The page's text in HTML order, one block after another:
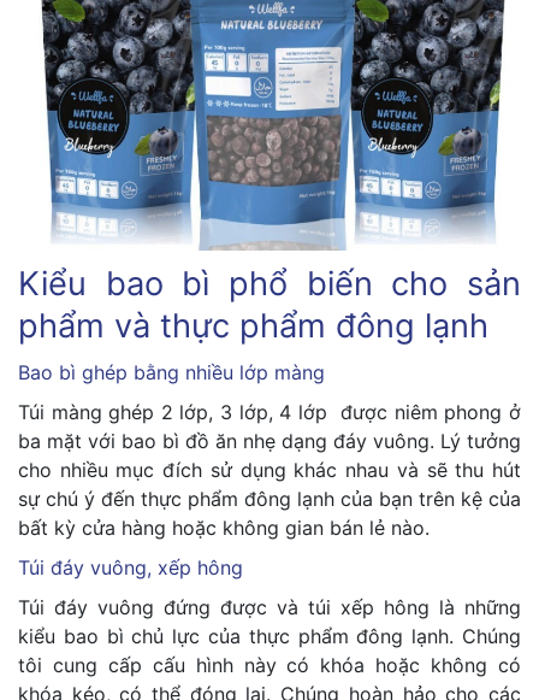
Kiểu bao bì phổ biến cho sản
phẩm và thực phẩm đông lạnh
Bao bì ghép bằng nhiều lớp màng
Túi màng ghép 2 lớp, 3 lớp, 4 lớp được niêm phong ở
ba mặt với bao bì đồ ăn nhẹ dạng đáy vuông. Lý tưởng
cho nhiều mục đích sử dụng khác nhau và sẽ thu hút
sự chú ý đến thực phẩm đông lạnh của bạn trên kệ của
bất kỳ cửa hàng hoặc không gian bán lẻ nào.
Túi đáy vuông, xếp hông
Túi đáy vuông đứng được và túi xếp hông là những
kiểu bao bì chủ lực của thực phẩm đông lạnh. Chúng
tôi cung cấp cấu hình này có khóa hoặc không có
khóa kéo, có thể đóng lại. Chúng hoàn hảo cho các